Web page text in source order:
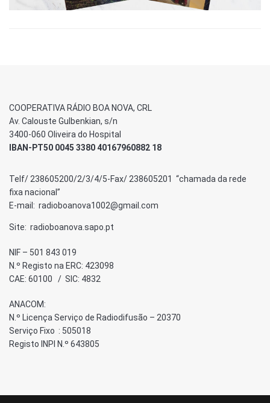
COOPERATIVA RÁDIO BOA NOVA, CRL
Av. Calouste Gulbenkian, s/n
3400-060 Oliveira do Hospital
IBAN-PT50 0045 3380 40167960882 18
Telf/ 238605200/2/3/4/5-Fax/ 238605201 “chamada da rede
fixa nacional”
E-mail: radioboanova1002@gmail.com
Site: radioboanova.sapo.pt
NIF – 501 843 019
N.º Registo na ERC: 423098
CAE: 60100 / SIC: 4832
ANACOM:
N.º Licença Serviço de Radiodifusão – 20370
Serviço Fixo : 505018
Registo INPI N.º 643805